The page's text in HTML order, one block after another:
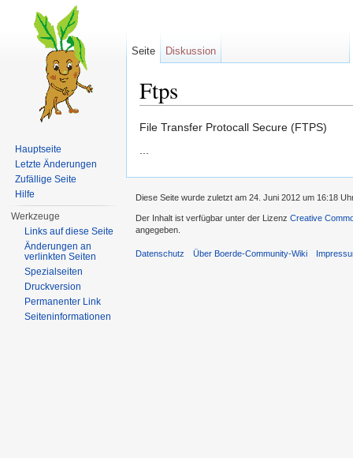
Ftps
File Transfer Protocall Secure (FTPS)
...
Seite Diskussion
Hauptseite
Letzte Änderungen
Zufällige Seite
Hilfe
Werkzeuge
Links auf diese Seite
Änderungen an
verlinkten Seiten
Spezialseiten
Druckversion
Permanenter Link
Seiten­informationen
Diese Seite wurde zuletzt am 24. Juni 2012 um 16:18
Der Inhalt ist verfügbar unter der Lizenz Creative
angegeben.
Datenschutz Über Boerde-Community-Wiki